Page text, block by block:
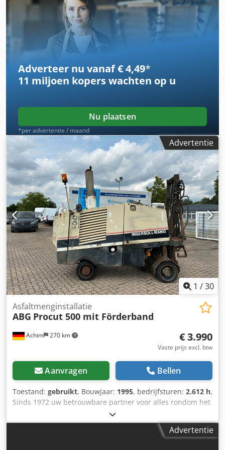
transportband * Gewicht: 29.000 kg * Meer foto's en
video's via WhatsApp * Onder voorbehoud van fouten en
tussenverkoop.
Adverteer nu vanaf € 4,49*
11 miljoen koperswachten op u
Nu plaatsen
*per advertentie / maand
Advertentie
1 /30
Achim 270 km
Asfaltmenginstallatie
ABG Procut 500 mit Förderband
€ 3.990
Vaste prijs excl. btw
Aanvragen Bellen
Toestand: gebruikt, Bouwjaar: 1995, bedrijfsturen: 2.612 h,
Sinds 1972 uw betrouwbare partner voor alles rondom het
automobiel en bedrijfsvoertuigen in 28832 Achim bij het
Bremer Kreuz. Het NutzfahrzeugZentrum Behnke heeft
voortdurend circa 200 voertuigen op voorraad uit deAdvertentie